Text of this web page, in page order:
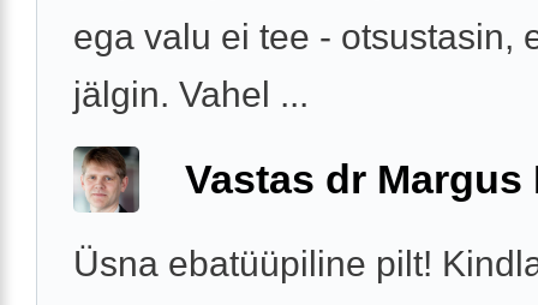
ega valu ei tee - otsustasin,
jälgin. Vahel ...
Vastas dr Margus
Üsna ebatüüpiline pilt!